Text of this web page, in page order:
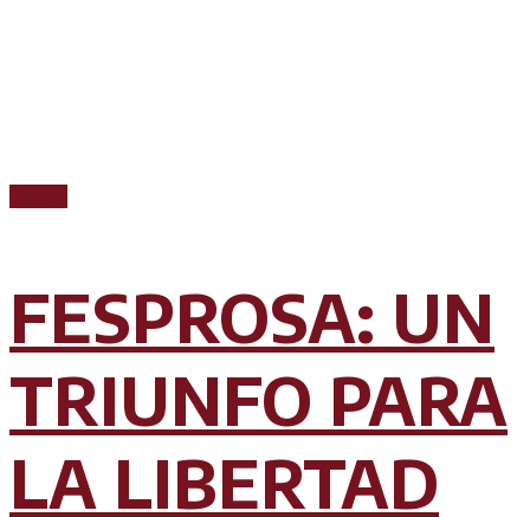
FESPROSA: UN
TRIUNFO PARA
LA LIBERTAD